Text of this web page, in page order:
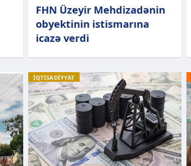
FHN Üzeyir Mehdizadənin
obyektinin istismarına
icazə verdi
İQTİSADİYYAT